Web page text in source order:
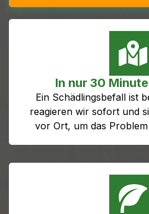
In nur 30
Ein Schädlingsbefall ist
reagieren wir sofort und
vor Ort, um das